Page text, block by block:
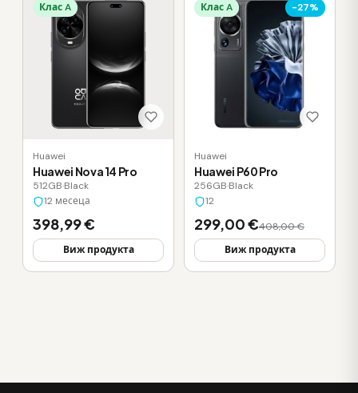
Клас A
Huawei
Huawei Nova 14 Pro
512GB·Black
12 месеца
398,99 €
Виж продукта
Клас A -27%
Huawei
Huawei P60 Pro
256GB·Black
12
299,00 €408,00 €
Виж продукта